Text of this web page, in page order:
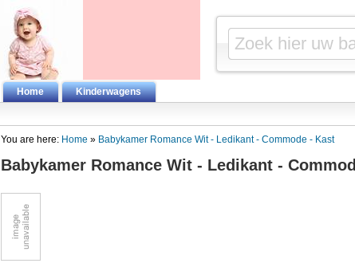
Home Kinderwagens
You are here: Home » Babykamer Romance Wit - Ledikant - Commode - Kast
Babykamer Romance Wit - Ledikant -